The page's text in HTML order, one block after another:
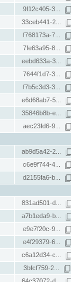
9f12c405-3...
33ceb441-2...
f768173a-7...
7fe63a95-8...
eebd633a-3...
7644f1d7-3...
f7b5c3d3-3...
e6d68ab7-5...
35846b8b-e...
aec23fd6-9...
ab9d5a42-2...
c6e9f744-4...
d2155fa6-b...
831ad501-d...
a7b1eda9-b...
e9e7f20c-9...
e4f29379-6...
c6a12d34-c...
3bfcf759-2...